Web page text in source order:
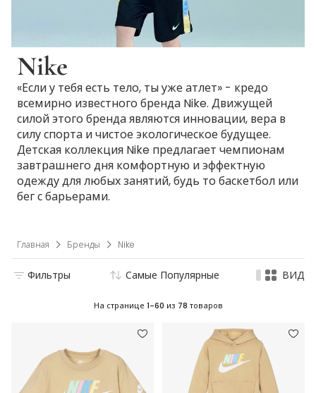
Nike
«Если у тебя есть тело, ты уже атлет» - кредо
всемирно известного бренда Nike. Движущей
силой этого бренда являются инновации, вера в
силу спорта и чистое экологическое будущее.
Детская коллекция Nike предлагает чемпионам
завтрашнего дня комфортную и эффектную
одежду для любых занятий, будь то баскетбол или
бег с барьерами.
Главная Бренды Nike
Фильтры Самые Популярные ВИД
На странице 1-60 из 78 товаров